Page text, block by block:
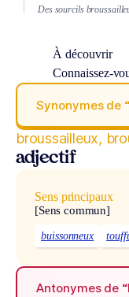
Des sourcils
À découvrir
Connaissez-
Synonymes de
broussailleux,
adjectif
Sens principaux
[Sens commun]
buissonneux
Antonymes de